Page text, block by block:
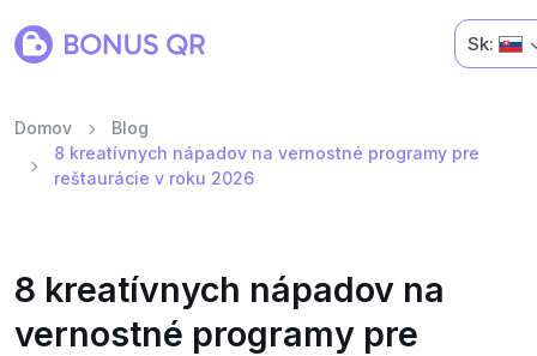
Sk:
Domov
Blog
8 kreatívnych nápadov na vernostné programy pre
reštaurácie v roku 2026
8 kreatívnych nápadov na
vernostné programy pre